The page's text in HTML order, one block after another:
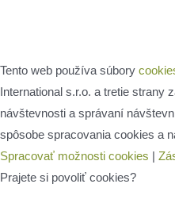
Tento web používa súbory
International s.r.o. a tretie strany
návštevnosti a správaní
spôsobe spracovania cookies a
Spracovať možnosti cookies
Prajete si povoliť cookies?